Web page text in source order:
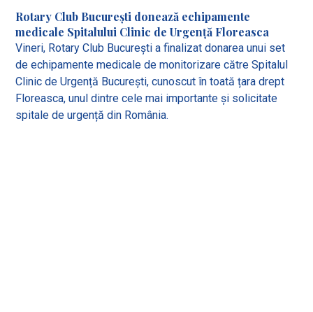
Rotary Club București donează echipamente
medicale Spitalului Clinic de Urgență Floreasca
Vineri, Rotary Club București a finalizat donarea unui set
de echipamente medicale de monitorizare către Spitalul
Clinic de Urgență București, cunoscut în toată țara drept
Floreasca, unul dintre cele mai importante și solicitate
spitale de urgență din România.